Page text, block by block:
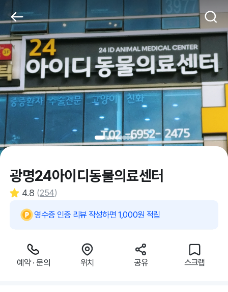
광명24아이디동물의료센터
4.8 (254)
영수증 인증 리뷰 작성하면 1,000원 적립
예약 · 문의 위치 공유 스크랩